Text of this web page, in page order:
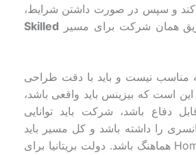
و سپس در صورت داشتن شرایط،
همان شرکت برای مسیر Skilled
مناسب نیست و باید با دقت طراحی
است که بیزینس باید واقعی باشد،
دفاع باشد، شرکت باید توانایی
را داشته باشد و کل مسیر باید
با قوانین Home Office هماهنگ باشد. دولت بریتانیا برای